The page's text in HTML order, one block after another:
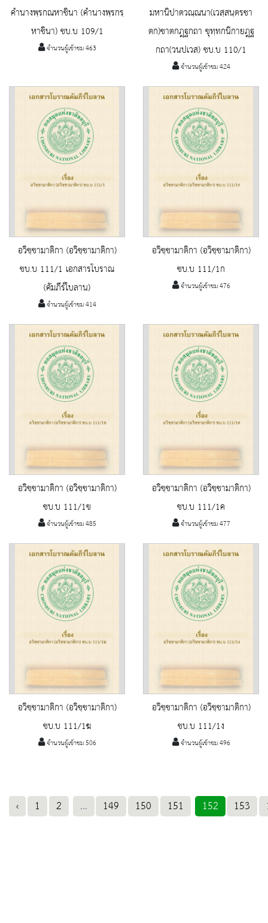
คำนางพฺรกณหาชินา (คำนางพฺรกรฺ
หาชินา) ชบ.บ 109/1
จำนวนผู้เข้าชม 463
มหานิปาตวณฺณนา(เวสฺสนฺตรชา
ตก)ชาตกฎฺฐกถา ขุทฺทกนิกายฎฺฐ
กถา(วนปเวส) ชบ.บ 110/1
จำนวนผู้เข้าชม 424
อวิชฺชามาติกา (อวิชฺชามาติกา)
ชบ.บ 111/1 เอกสารโบราณ
(คัมภีร์ใบลาน)
จำนวนผู้เข้าชม 414
อวิชฺชามาติกา (อวิชฺชามาติกา)
ชบ.บ 111/1ก
จำนวนผู้เข้าชม 476
อวิชฺชามาติกา (อวิชฺชามาติกา)
ชบ.บ 111/1ข
จำนวนผู้เข้าชม 485
อวิชฺชามาติกา (อวิชฺชามาติกา)
ชบ.บ 111/1ค
จำนวนผู้เข้าชม 477
อวิชฺชามาติกา (อวิชฺชามาติกา)
ชบ.บ 111/1ฆ
จำนวนผู้เข้าชม 506
อวิชฺชามาติกา (อวิชฺชามาติกา)
ชบ.บ 111/1ง
จำนวนผู้เข้าชม 496
‹ 1 2 ... 149 150 151 152 153